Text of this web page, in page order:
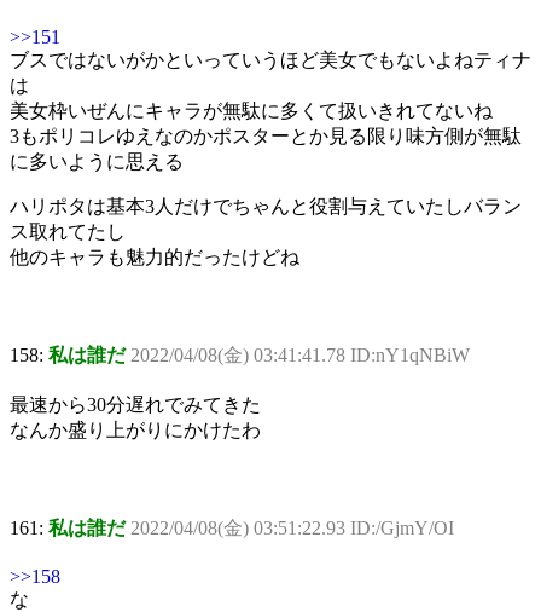
>>151
ブスではないがかといっていうほど美女でもないよねティナ
は
美女枠いぜんにキャラが無駄に多くて扱いきれてないね
3もポリコレゆえなのかポスターとか見る限り味方側が無駄
に多いように思える
ハリポタは基本3人だけでちゃんと役割与えていたしバラン
ス取れてたし
他のキャラも魅力的だったけどね
158: 私は誰だ 2022/04/08(金) 03:41:41.78 ID:nY1qNBiW
最速から30分遅れでみてきた
なんか盛り上がりにかけたわ
161: 私は誰だ 2022/04/08(金) 03:51:22.93 ID:/GjmY/OI
>>158
な